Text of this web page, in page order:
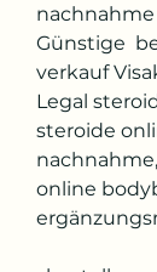
nachnahme
Günstige
verkauf
Legal
steroide
online